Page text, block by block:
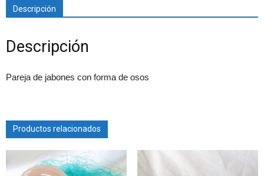
Descripción
Descripción
Pareja de jabones con forma de osos
Productos relacionados